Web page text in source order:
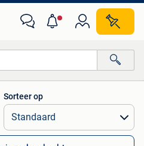
Sorteer op